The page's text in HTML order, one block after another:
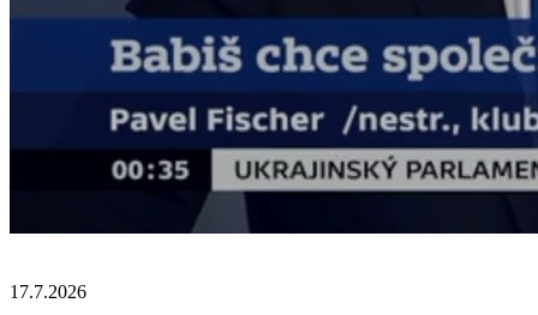
17.7.2026